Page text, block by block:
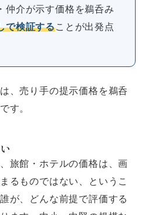
仲介が示す価格を鵜呑み
で検証することが出発点
、売り手の提示価格を鵜呑
す。
旅館・ホテルの価格は、画
るものではない、というこ
が、どんな前提で評価する